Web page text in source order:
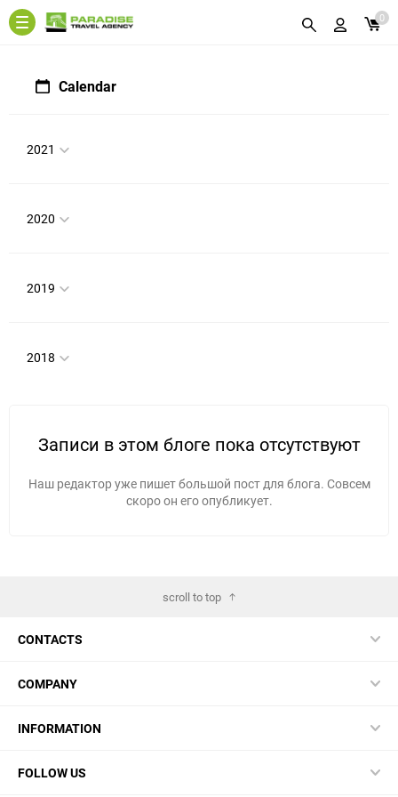
0
Calendar
2021
2020
2019
2018
Записи в этом блоге пока отсутствуют
Наш редактор уже пишет большой пост для блога. Совсем
скоро он его опубликует.
scroll to top
CONTACTS
COMPANY
INFORMATION
FOLLOW US